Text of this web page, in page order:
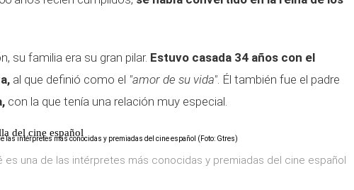
su familia era su gran pilar. Estuvo casada 34 años con el
al que definió como el "amor de su vida" . Él también fue el padre
con la que tenía una relación muy especial.
del cine español
es una de las intérpretes más conocidas y premiadas del cine español